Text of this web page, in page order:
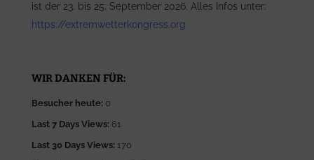
ist der 23. bis 25. September 2026. Alles Infos unter:
https://extremwetterkongress.org
WIR DANKEN FÜR:
Besucher heute: 0
Last 7 Days Views: 61
Last 30 Days Views: 170